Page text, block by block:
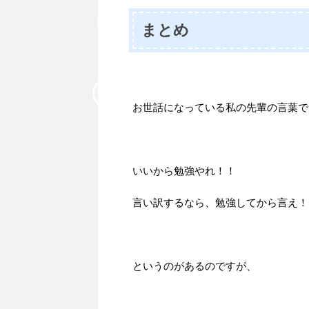
まとめ
お世話になっている私の先輩の言葉
いいから勉強やれ！！
言い訳するなら、勉強してから言え
というのがあるのですが、